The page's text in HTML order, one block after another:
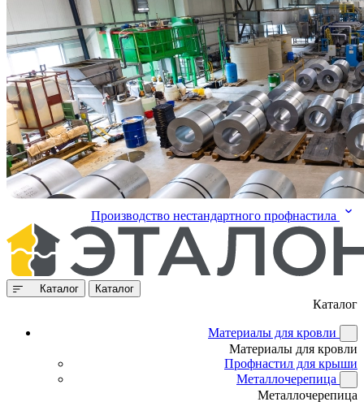
Производство нестандартного профнастила
Каталог Каталог
Каталог
Материалы для кровли
Материалы для кровли
Профнастил для крыши
Металлочерепица
Металлочерепица